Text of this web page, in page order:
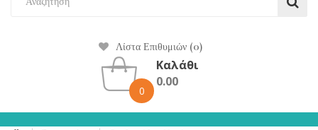
Λίστα Επιθυμιών (0)
0
Καλάθι
0.00